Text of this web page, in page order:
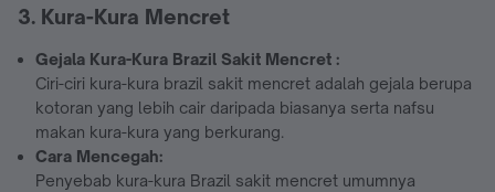
3. Kura-Kura Mencret
Gejala Kura-Kura Brazil Sakit Mencret :
Ciri-ciri kura-kura brazil sakit mencret adalah gejala berupa
kotoran yang lebih cair daripada biasanya serta nafsu
makan kura-kura yang berkurang.
Cara Mencegah:
Penyebab kura-kura Brazil sakit mencret umumnya